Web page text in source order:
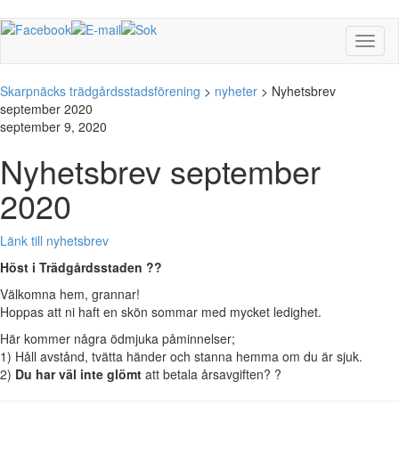
Skarpnäcks trädgårdsstadsförening > nyheter > Nyhetsbrev
september 2020
september 9, 2020
Nyhetsbrev september
2020
Länk till nyhetsbrev
Höst i Trädgårdsstaden ??
Välkomna hem, grannar!
Hoppas att ni haft en skön sommar med mycket ledighet.
Här kommer några ödmjuka påminnelser;
1) Håll avstånd, tvätta händer och stanna hemma om du är sjuk.
2) Du har väl inte glömt att betala årsavgiften? ?